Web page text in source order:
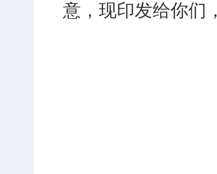
意，现印发给你们